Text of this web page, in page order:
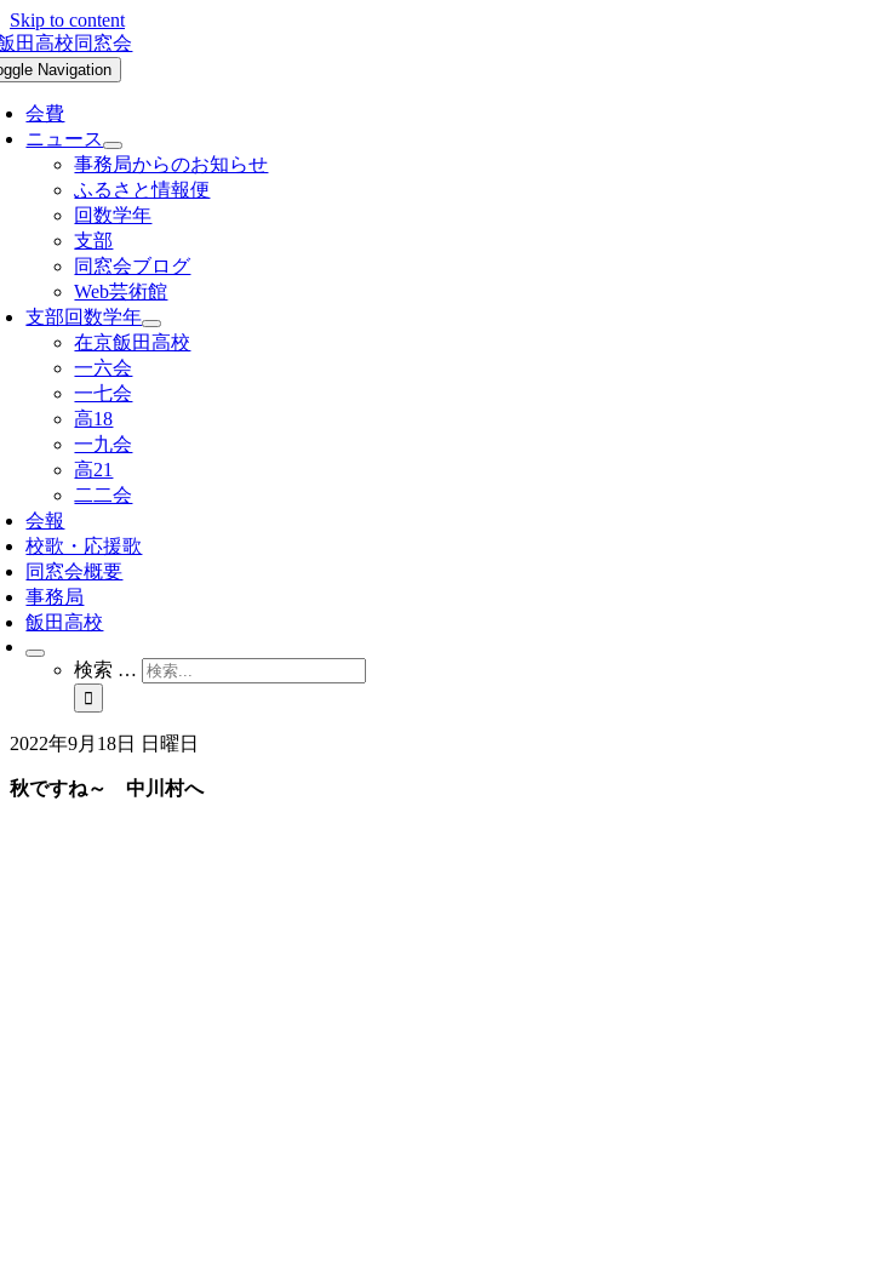
Skip to content
Navigation
会費
ニュース
事務局からのお知らせ
ふるさと情報便
回数学年
支部
同窓会ブログ
Web芸術館
支部回数学年
在京飯田高校
一六会
一七会
高18
一九会
高21
二二会
会報
校歌・応援歌
同窓会概要
事務局
飯田高校
検索 …
2022年9月18日 日曜日
秋ですね～ 中川村へ